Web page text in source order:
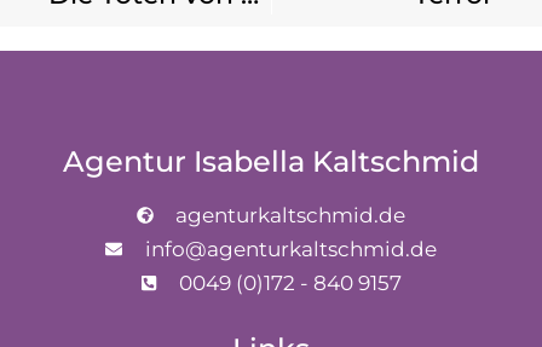
Agentur Isabella Kaltschmid
agenturkaltschmid.de
info@agenturkaltschmid.de
0049 (0)172 - 840 9157